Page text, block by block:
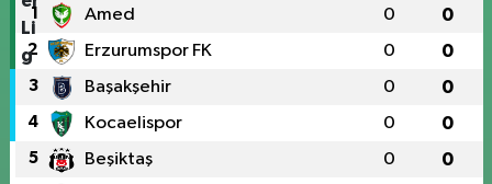
1 Amed 0 0
2 Erzurumspor FK 0 0
3 Başakşehir 0 0
4 Kocaelispor 0 0
5 Beşiktaş 0 0